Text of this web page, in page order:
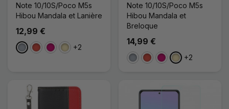
Note 10/10S/Poco M5s
Hibou Mandala et Lanière
12,99 €
Gris RougeMagenta
Doré+2
Note 10/10S/Poco M5s
Hibou Mandala et
Breloque
14,99 €
Gris RougeMagenta
Doré+2